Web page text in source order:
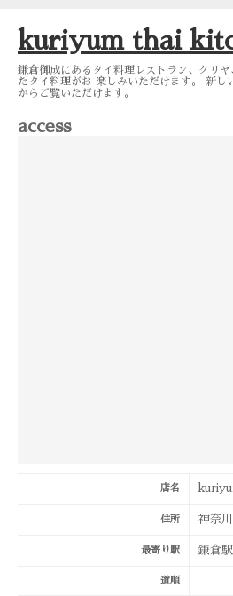
kuriyum thai
鎌倉御成にあるタイ料理レストラン、クリ
たタイ料理がお 楽しみいただけます。 新
からご覧いただけます。
access
店名
住所 神奈
最寄り駅 鎌倉駅
道順